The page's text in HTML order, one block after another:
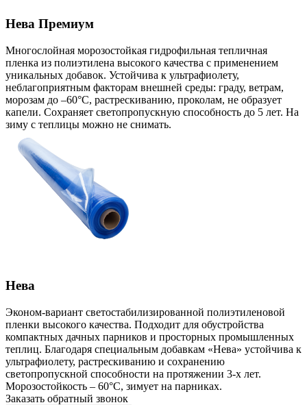
Нева Премиум
Многослойная морозостойкая гидрофильная тепличная
пленка из полиэтилена высокого качества с применением
уникальных добавок. Устойчива к ультрафиолету,
неблагоприятным факторам внешней среды: граду, ветрам,
морозам до –60°С, растрескиванию, проколам, не образует
капели. Сохраняет светопропускную способность до 5 лет. На
зиму с теплицы можно не снимать.
Нева
Эконом-вариант светостабилизированной полиэтиленовой
пленки высокого качества. Подходит для обустройства
компактных дачных парников и просторных промышленных
теплиц. Благодаря специальным добавкам «Нева» устойчива к
ультрафиолету, растрескиванию и сохранению
светопропускной способности на протяжении 3-х лет.
Морозостойкость – 60°С, зимует на парниках.
Заказать обратный звонок